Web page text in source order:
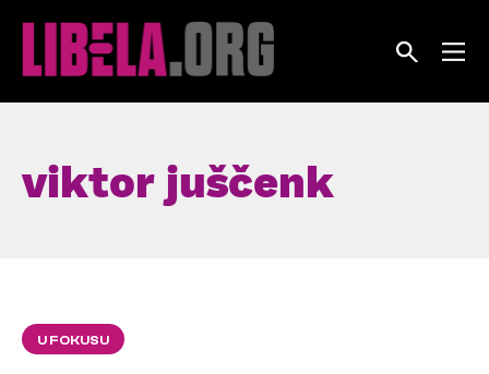
viktor juščenk
U FOKUSU